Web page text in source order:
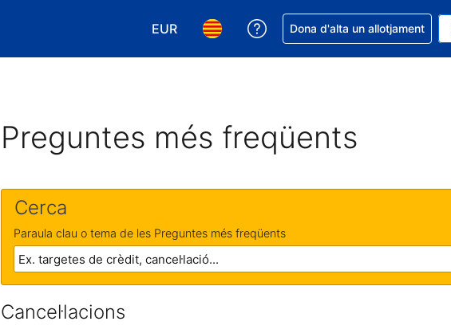
EUR
Tria la moneda. La moneda actual és EUR
Tria l'idioma. L'idioma actual és Català
Rep ajuda amb la reserva
Dona d'alta un allotjament
Preguntes més freqüents
Cerca
Paraula clau o tema de les Preguntes més freqüents
Cancel·lacions